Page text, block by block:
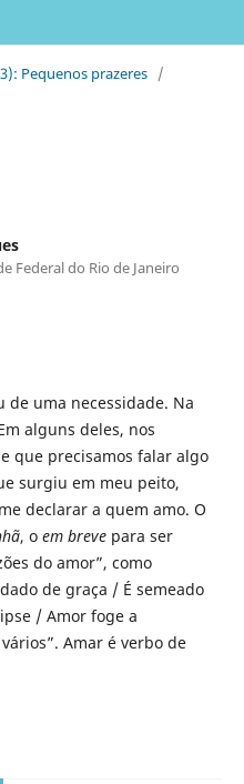
Pequenos prazeres /
Federal do Rio de Janeiro
de uma necessidade. Na
alguns deles, nos
que precisamos falar algo
surgiu em meu peito,
declarar a quem amo. O
, o em brevepara ser
do amor”, como
de graça / É semeado
/ Amor foge a
Amar é verbo de